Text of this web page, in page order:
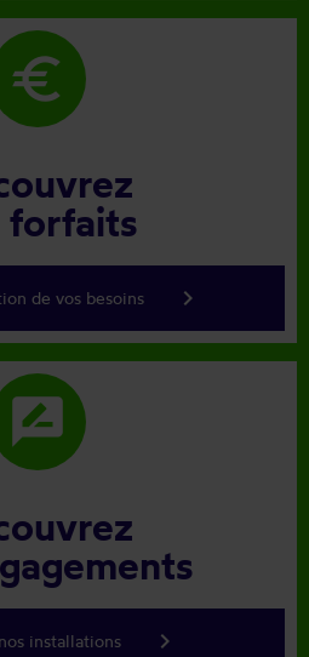
euro
forfaits
de vos besoins keyboard_arrow_right
rate_review
installations keyboard_arrow_right